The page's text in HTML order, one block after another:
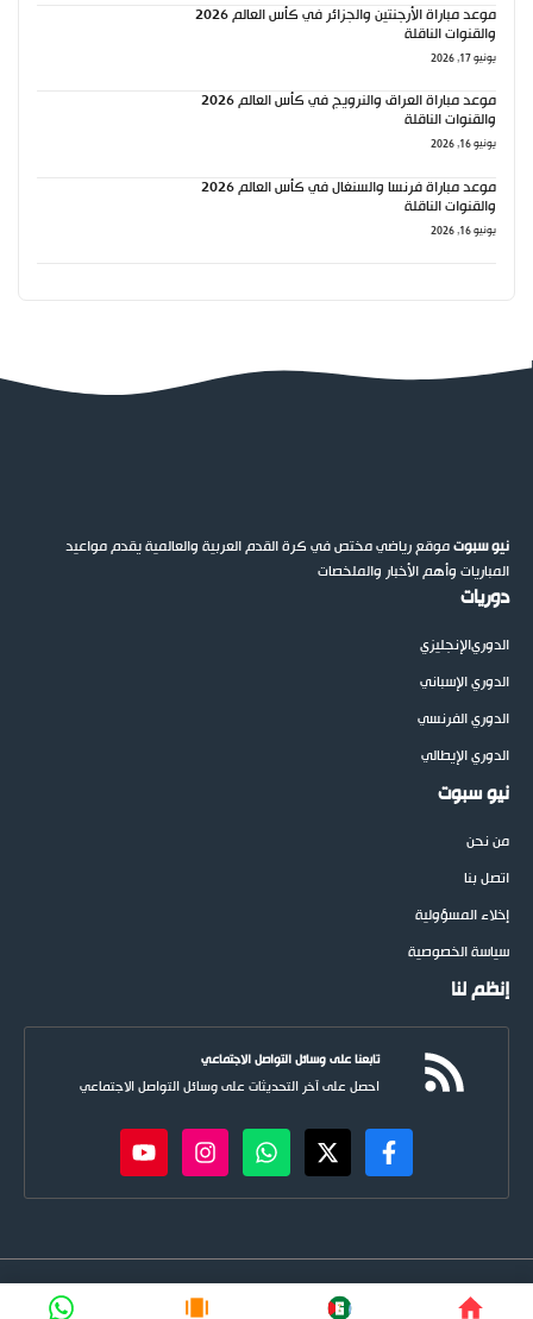
موعد مباراة الأرجنتين والجزائر في كأس العالم 2026
والقنوات الناقلة
يونيو 17, 2026
موعد مباراة العراق والنرويج في كأس العالم 2026
والقنوات الناقلة
يونيو 16, 2026
موعد مباراة فرنسا والسنغال في كأس العالم 2026
والقنوات الناقلة
يونيو 16, 2026
نيو سبوتموقع رياضي مختص في كرة القدم العربية والعالمية يقدم مواعيد
المباريات وأهم الأخبار والملخصات
دوريات
الدوريالإنجليزي
الدوري الإسباني
الدوري الفرنسي
الدوري الإيطالي
نيو سبوت
من نحن
اتصل بنا
إخلاء المسؤولية
سياسة الخصوصية
إنظم لنا
تابعنا على وسائل التواصل الاجتماعي
احصل على آخر التحديثات على وسائل التواصل الاجتماعي
newspoots.com • جميع الحقوق © محفوظة لموقع